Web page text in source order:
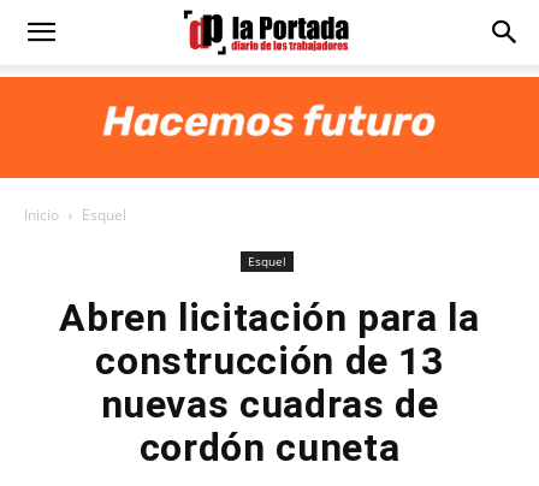
Diario
Inicio Esquel
Esquel
Abren licitación para la
construcción de 13
nuevas cuadras de
cordón cuneta